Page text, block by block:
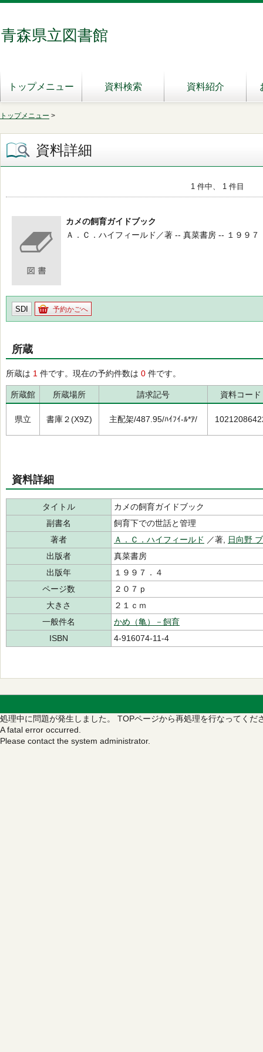
青森県立図書館
トップメニュー 資料検索 資料紹介
トップメニュー >
資料詳細
1 件中、 1 件目
カメの飼育ガイドブック
Ａ．Ｃ．ハイフィールド／著 -- 真菜書房 -- １９９７
SDI 予約かごへ
所蔵
所蔵は 1 件です。現在の予約件数は 0 件です。
所蔵館 所蔵場所 請求記号 資料コード
県立 書庫２(X9Z) 主配架/487.95/ﾊｲﾌｲ-ﾙ*ｱ/
資料詳細
タイトル
カメの飼育ガイドブック
副書名
飼育下での世話と管理
著者
Ａ．Ｃ．ハイフィールド ／著,
日向野
出版者
真菜書房
出版年
１９９７．４
ページ数
２０７ｐ
大きさ
２１ｃｍ
一般件名
かめ（亀）－飼育
ISBN
4-916074-11-4
処理中に問題が発生しました。 TOPページから再処理を行なってくだ
A fatal error occurred.
Please contact the system administrator.